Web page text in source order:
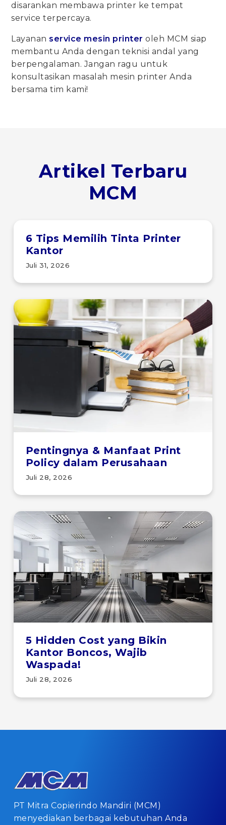
disarankan membawa printer ke tempat
service terpercaya.
Layanan service mesin printer oleh MCM siap
membantu Anda dengan teknisi andal yang
berpengalaman. Jangan ragu untuk
konsultasikan masalah mesin printer Anda
bersama tim kami!
Artikel Terbaru
MCM
6 Tips Memilih Tinta Printer
Kantor
Juli 31, 2026
Pentingnya & Manfaat Print
Policy dalam Perusahaan
Juli 28, 2026
5 Hidden Cost yang Bikin
Kantor Boncos, Wajib
Waspada!
Juli 28, 2026
PT Mitra Copierindo Mandiri (MCM)
menyediakan berbagai kebutuhan Anda